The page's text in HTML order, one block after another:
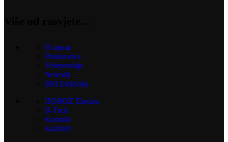
O nama
Prodavnice
Veleprodaja
Novosti
BM Elektrika
HOROZ Electric
B-Tech
Kontakt
Katalozi